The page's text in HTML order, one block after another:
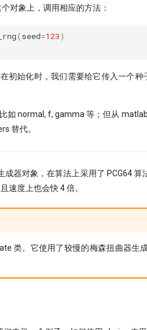
对象上，调用相应的方法：
( seed=123)
初始化时，我们需要给它传入一个
如 normal, f, gamma 等；但从
替代。
器对象，在算法上采用了 PCG64 算
速度上也会快 4 倍。
类。它使用了较慢的梅森扭曲器生